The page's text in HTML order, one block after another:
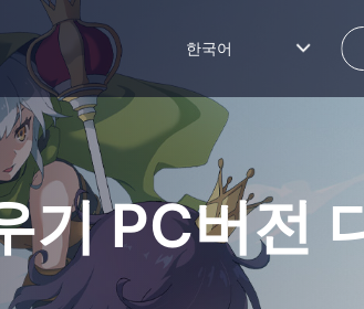
한국어
기PC버전